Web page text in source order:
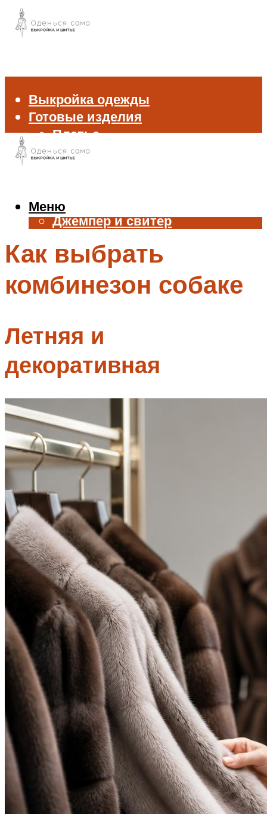
Выкройка одежды
Готовые изделия
Платье
Брюки
Жилет
Джемпер и свитер
Аксессуары
Меню
Меню
Как выбрать
комбинезон собаке
Летняя и
декоративная